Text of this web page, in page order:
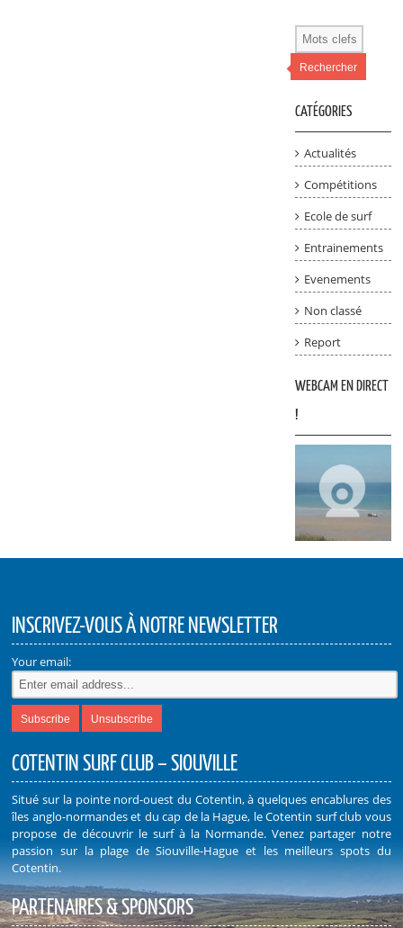
Rechercher
CATÉGORIES
Actualités
Compétitions
Ecole de surf
Entrainements
Evenements
Non classé
Report
WEBCAM EN DIRECT
!
INSCRIVEZ-VOUS À NOTRE NEWSLETTER
Your email:
COTENTIN SURF CLUB – SIOUVILLE
Situé sur la pointe nord-ouest du Cotentin, à quelques encablures des
îles anglo-normandes et du cap de la Hague, le Cotentin surf club vous
propose de découvrir le surf à la Normande. Venez partager notre
passion sur la plage de Siouville-Hague et les meilleurs spots du
Cotentin.
PARTENAIRES & SPONSORS